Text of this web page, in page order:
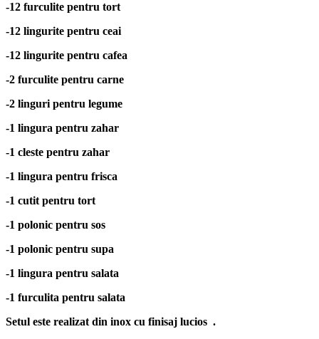
-12 furculite pentru tort
-12 lingurite pentru ceai
-12 lingurite pentru cafea
-2 furculite pentru carne
-2 linguri pentru legume
-1 lingura pentru zahar
-1 cleste pentru zahar
-1 lingura pentru frisca
-1 cutit pentru tort
-1 polonic pentru sos
-1 polonic pentru supa
-1 lingura pentru salata
-1 furculita pentru salata
Setul este realizat din inox cu finisaj lucios .